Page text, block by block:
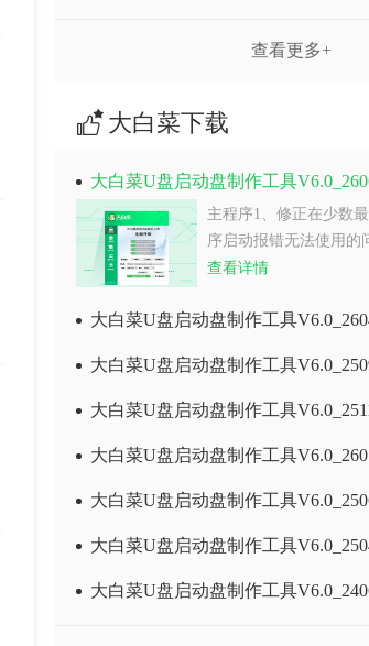
查看更多+
大白菜下载
大白菜U盘启动盘制作工具
主程序1、修正在少数
序启动报错无法使用的
查看详情
大白菜U盘启动盘制作工具
大白菜U盘启动盘制作工具
大白菜U盘启动盘制作工具
大白菜U盘启动盘制作工具
大白菜U盘启动盘制作工具
大白菜U盘启动盘制作工具
大白菜U盘启动盘制作工具